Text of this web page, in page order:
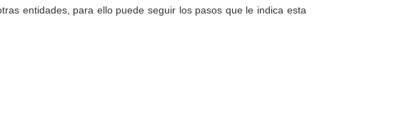
entidades, para ello puede seguir los pasos que le indica esta